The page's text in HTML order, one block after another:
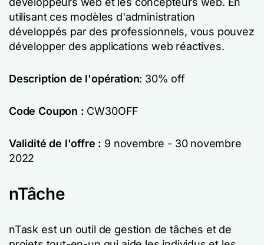
utilisant ces modèles d'administration
développés par des professionnels, vous pouvez
développer des applications web réactives.
Description de l'opération: 30% off
Code Coupon : CW30OFF
Validité de l'offre : 9 novembre - 30 novembre
2022
nTâche
nTask est un outil de gestion de tâches et de